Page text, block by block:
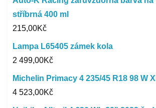
stříbrná 400 ml
215,00Kč
Lampa L65405 zámek kola
2 499,00Kč
Michelin Primacy 4 235/45 R18 98 W
4 523,00Kč